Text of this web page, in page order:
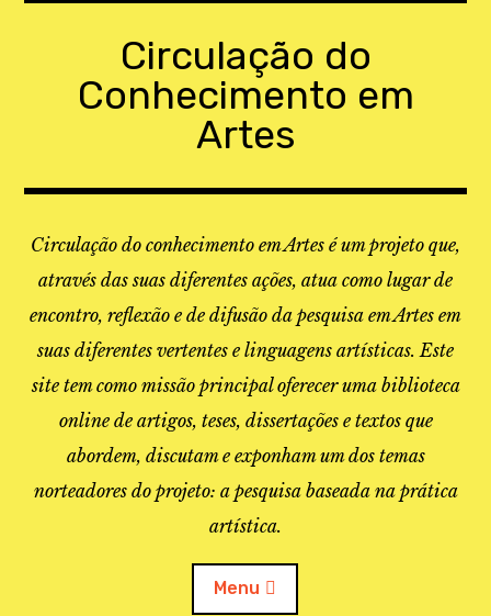
Circulação do
Conhecimento em
Artes
Circulação do conhecimento em Artes é um projeto que,
através das suas diferentes ações, atua como lugar de
encontro, reflexão e de difusão da pesquisa em Artes em
suas diferentes vertentes e linguagens artísticas. Este
site tem como missão principal oferecer uma biblioteca
online de artigos, teses, dissertações e textos que
abordem, discutam e exponham um dos temas
norteadores do projeto: a pesquisa baseada na prática
artística.
Menu